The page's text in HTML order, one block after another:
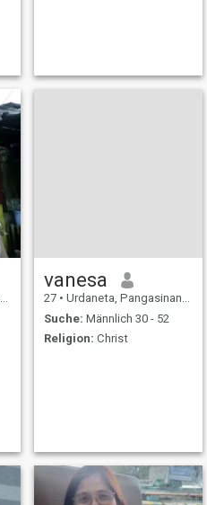
vanesa
27 • Urdaneta, Pangasinan, Philippinen
Suche: Männlich 30 - 52
Religion: Christ